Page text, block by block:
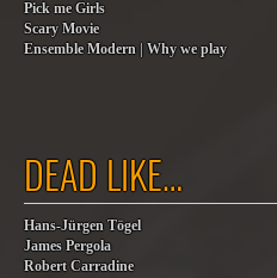
Pick me Girls
Scary Movie
Ensemble Modern | Why we play
DEAD LIKE…
Hans-Jürgen Tögel
James Pergola
Robert Carradine